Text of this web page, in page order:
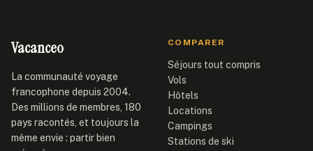
Vacanceo
La communauté voyage
francophone depuis 2004.
Des millions de membres, 180
pays racontés, et toujours la
même envie : partir bien
COMPARER
Séjours tout compris
Vols
Hôtels
Locations
Campings
Stations de ski